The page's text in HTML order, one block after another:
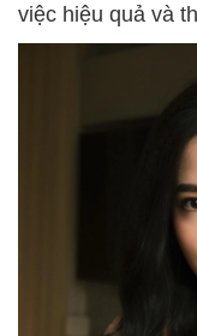
việc hiệu quả và